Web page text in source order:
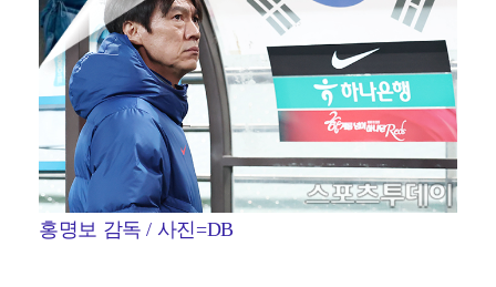
홍명보 감독 / 사진=DB